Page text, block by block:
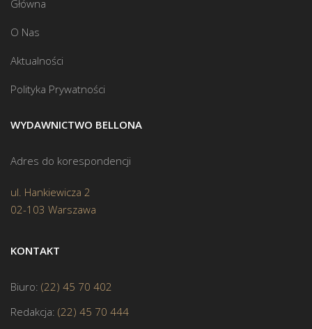
Główna
O Nas
Aktualności
Polityka Prywatności
WYDAWNICTWO BELLONA
Adres do korespondencji
ul. Hankiewicza 2
02-103 Warszawa
KONTAKT
Biuro: (22) 45 70 402
Redakcja: (22) 45 70 444